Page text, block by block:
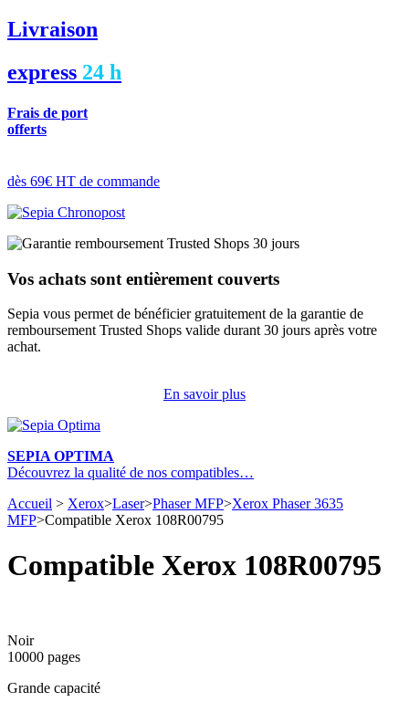
Livraison
express 24 h
Frais de port
offerts
dès 69€ HT de commande
Vos achats sont entièrement couverts
Sepia vous permet de bénéficier gratuitement de la garantie de
remboursement Trusted Shops valide durant 30 jours après votre
achat.
En savoir plus
SEPIA OPTIMA
Découvrez la qualité de nos compatibles…
Accueil > Xerox>Laser>Phaser MFP>Xerox Phaser 3635
MFP>Compatible Xerox 108R00795
Compatible Xerox 108R00795
Noir
10000 pages
Grande capacité